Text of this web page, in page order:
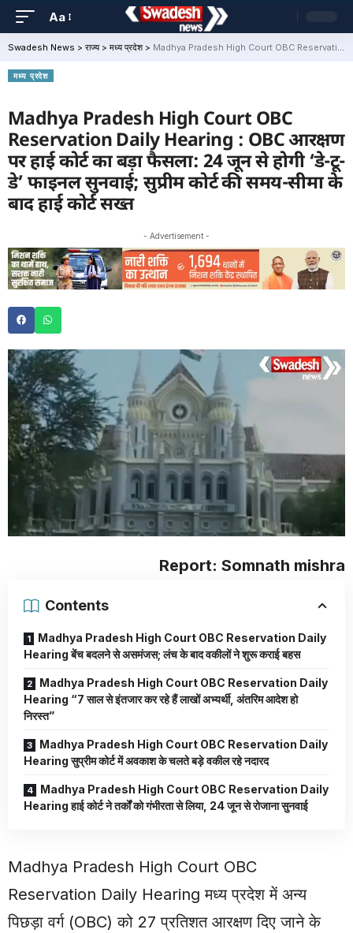
Aa
Swadesh News > राज्य> मध्य प्रदेश> Madhya Pradesh High Court OBC Reservation Daily Hearing : OBC आरक्षण पर हाई कोर्ट का बड़ा फैसला: 24 जून से होगी ‘डे-टू-डे’ फाइनल सुनवाई; सुप्रीम कोर्ट की समय-सीमा के बाद हाई कोर्ट सख्त
मध्य प्रदेश
Madhya Pradesh High Court OBC
Reservation Daily Hearing : OBC आरक्षण
पर हाई कोर्ट का बड़ा फैसला: 24 जून से होगी ‘डे-टू-
डे’ फाइनल सुनवाई; सुप्रीम कोर्ट की समय-सीमा के
बाद हाई कोर्ट सख्त
- Advertisement -
Report: Somnath mishra
Contents
Madhya Pradesh High Court OBC Reservation Daily
Hearing बेंच बदलने से असमंजस; लंच के बाद वकीलों ने शुरू कराई बहस
Madhya Pradesh High Court OBC Reservation Daily
Hearing “7 साल से इंतजार कर रहे हैं लाखों अभ्यर्थी, अंतरिम आदेश हो
निरस्त”
Madhya Pradesh High Court OBC Reservation Daily
Hearing सुप्रीम कोर्ट में अवकाश के चलते बड़े वकील रहे नदारद
Madhya Pradesh High Court OBC Reservation Daily
Hearing हाई कोर्ट ने तर्कों को गंभीरता से लिया, 24 जून से रोजाना सुनवाई
Madhya Pradesh High Court OBC
Reservation Daily Hearing मध्य प्रदेश में अन्य
पिछड़ा वर्ग (OBC) को 27 प्रतिशत आरक्षण दिए जाने के